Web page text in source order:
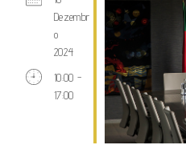
Dezembr
o
2024
10:00 -
17:00